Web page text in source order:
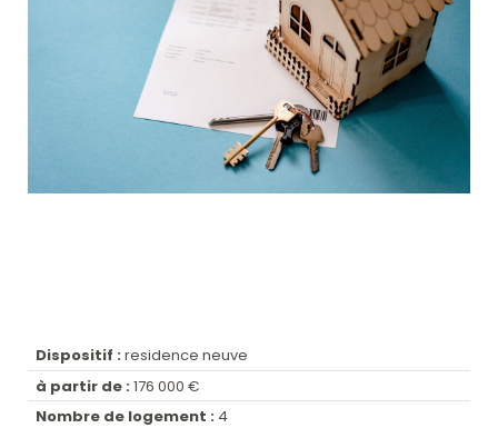
Dispositif : residence neuve
à partir de : 176 000 €
Nombre de logement : 4